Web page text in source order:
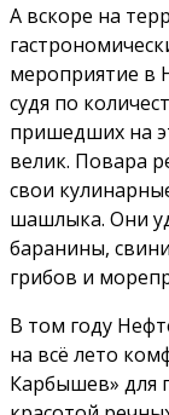
А вскоре на
мероприятие в
судя по
пришедших на
велик. Повара
свои
шашлыка. Они
баранины,
грибов и
В том году
на всё лето
Карбышев» для